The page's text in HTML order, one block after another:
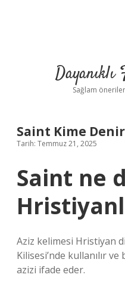
Sağlam
Saint Kime Denir
Tarih: Temmuz 21, 2025
Saint ne
Aziz kelimesi Hristiyan
Kilisesi’nde kullanılır
azizi ifade eder.